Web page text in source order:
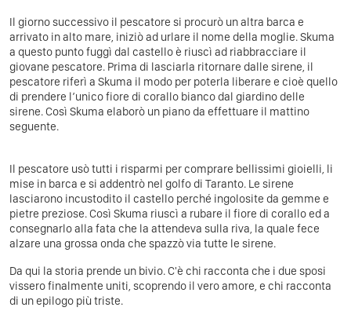
Il giorno successivo il pescatore si procurò un altra barca e
arrivato in alto mare, iniziò ad urlare il nome della moglie. Skuma
a questo punto fuggì dal castello è riuscì ad riabbracciare il
giovane pescatore. Prima di lasciarla ritornare dalle sirene, il
pescatore riferì a Skuma il modo per poterla liberare e cioè quello
di prendere l’unico fiore di corallo bianco dal giardino delle
sirene. Così Skuma elaborò un piano da effettuare il mattino
seguente.
Il pescatore usò tutti i risparmi per comprare bellissimi gioielli, li
mise in barca e si addentrò nel golfo di Taranto. Le sirene
lasciarono incustodito il castello perché ingolosite da gemme e
pietre preziose. Così Skuma riuscì a rubare il fiore di corallo ed a
consegnarlo alla fata che la attendeva sulla riva, la quale fece
alzare una grossa onda che spazzò via tutte le sirene.
Da qui la storia prende un bivio. C'è chi racconta che i due sposi
vissero finalmente uniti, scoprendo il vero amore, e chi racconta
di un epilogo più triste.